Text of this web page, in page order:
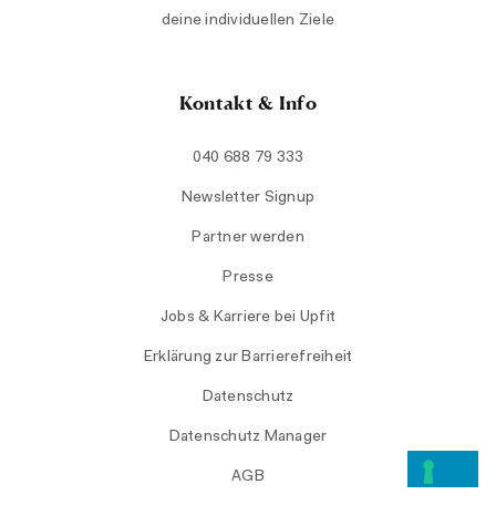
deine individuellen Ziele
Kontakt & Info
040 688 79 333
Newsletter Signup
Partner werden
Presse
Jobs & Karriere bei Upfit
Erklärung zur Barrierefreiheit
Datenschutz
Datenschutz Manager
AGB